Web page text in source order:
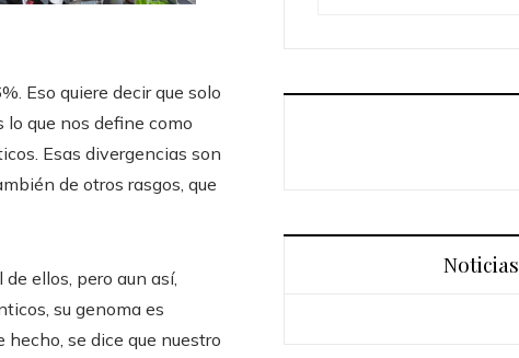
Eso quiere decir que solo
que nos define como
Esas divergencias son
de otros rasgos, que
ellos, pero aun así,
su genoma es
se dice que nuestro
Noticias